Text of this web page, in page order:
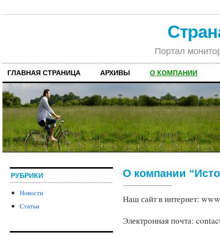
Портал
ГЛАВНАЯ СТРАНИЦА АРХИВЫ О КОМПАНИИ
РУБРИКИ
Новости
Статьи
О компании
Наш сайт в интернет:
Электронная почта: